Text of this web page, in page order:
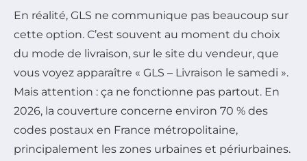
En réalité, GLS ne communique pas beaucoup sur
cette option. C’est souvent au moment du choix
du mode de livraison, sur le site du vendeur, que
vous voyez apparaître « GLS – Livraison le samedi ».
Mais attention : ça ne fonctionne pas partout. En
2026, la couverture concerne environ 70 % des
codes postaux en France métropolitaine,
principalement les zones urbaines et périurbaines.